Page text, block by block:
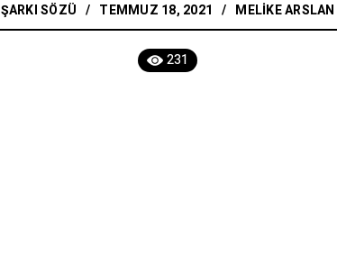
ŞARKI SÖZÜ TEMMUZ 18, 2021 MELIKE ARSLAN
231